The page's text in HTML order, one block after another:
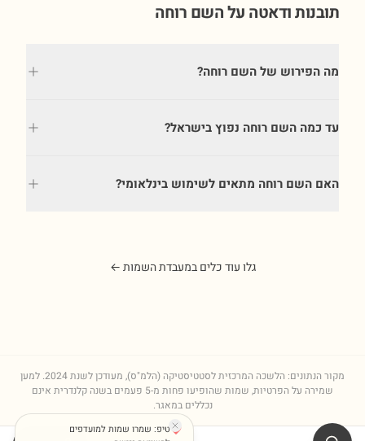
תובנות ודאטה על השם רוחה
מה הפירוש של השם רוחה?
עד כמה השם רוחה נפוץ בישראל?
האם השם רוחה מתאים לשימוש בינלאומי?
גלו עוד כלים במעבדת השמות ←
מקור הנתונים: הלשכה המרכזית לסטטיסטיקה (הלמ"ס), מעודכן לשנת2024. למען
שמירה על הפרטיות, שמות שהופיעו פחות מ-5 פעמים בשנה קלנדרית אינם
נכללים במאגר.
טיפ: שמרו שמות למועדפים